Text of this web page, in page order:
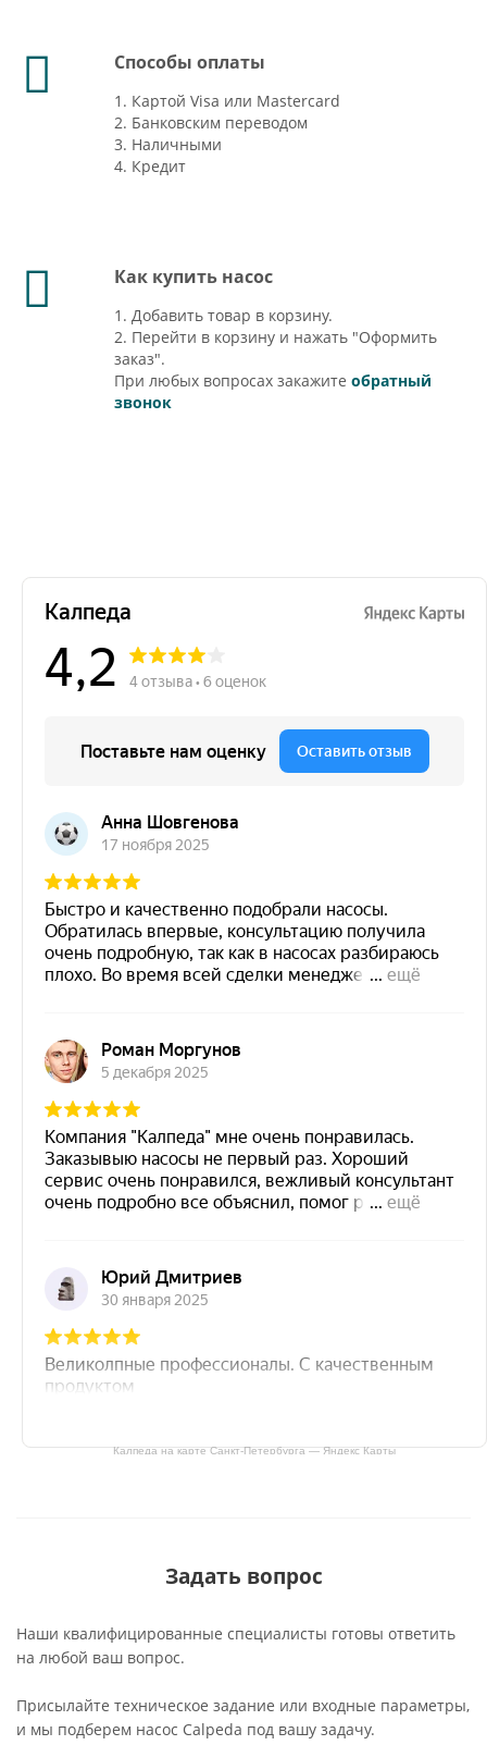
Способы оплаты
1. Картой Visa или Mastercard
2. Банковским переводом
3. Наличными
4. Кредит
Как купить насос
1. Добавить товар в корзину.
2. Перейти в корзину и нажать "Оформить
заказ".
При любых вопросах закажите обратный
звонок
Калпеда на карте Санкт‑Петербурга — Яндекс Карты
Задать вопрос
Наши квалифицированные специалисты готовы ответить
на любой ваш вопрос.
Присылайте техническое задание или входные параметры,
и мы подберем насос Calpeda под вашу задачу.